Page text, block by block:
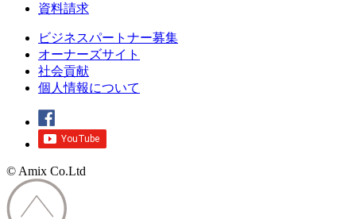
資料請求
ビジネスパートナー募集
オーナーズサイト
社会貢献
個人情報について
© Amix Co.Ltd